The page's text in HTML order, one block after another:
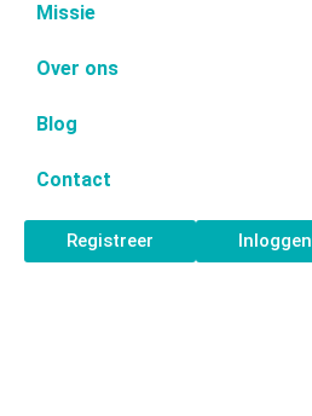
Missie
Over ons
Blog
Contact
Registreer Inloggen